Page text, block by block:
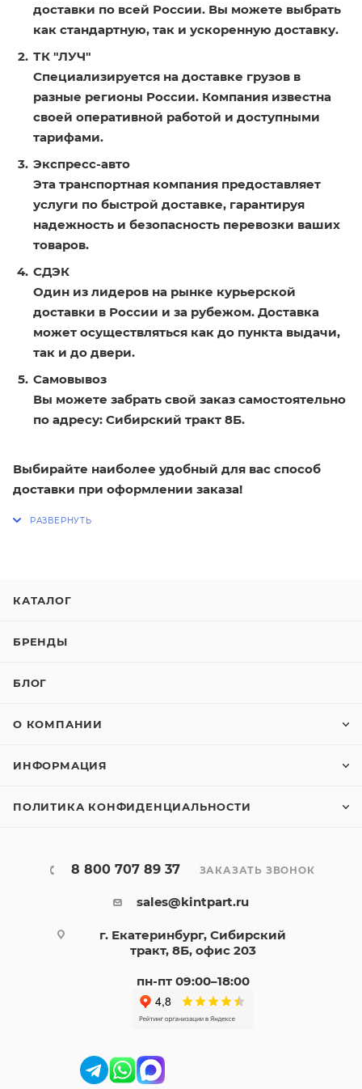
доставки по всей России. Вы можете выбрать
как стандартную, так и ускоренную доставку.
ТК "ЛУЧ"
Специализируется на доставке грузов в
разные регионы России. Компания известна
своей оперативной работой и доступными
тарифами.
Экспресс-авто
Эта транспортная компания предоставляет
услуги по быстрой доставке, гарантируя
надежность и безопасность перевозки ваших
товаров.
СДЭК
Один из лидеров на рынке курьерской
доставки в России и за рубежом. Доставка
может осуществляться как до пункта выдачи,
так и до двери.
Самовывоз
Вы можете забрать свой заказ самостоятельно
по адресу: Сибирский тракт 8Б.
Выбирайте наиболее удобный для вас способ
доставки при оформлении заказа!
КАТАЛОГ
БРЕНДЫ
БЛОГ
О КОМПАНИИ
ИНФОРМАЦИЯ
ПОЛИТИКА КОНФИДЕНЦИАЛЬНОСТИ
8 800 707 89 37 ЗАКАЗАТЬ ЗВОНОК
sales@kintpart.ru
г. Екатеринбург, Сибирский
тракт, 8Б, офис 203
пн-пт 09:00–18:00